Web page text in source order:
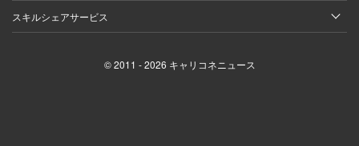
スキルシェアサービス
© 2011 - 2026 キャリコネニュース